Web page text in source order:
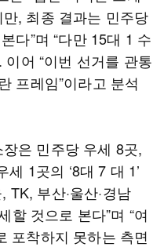
, 최종 결과는 민주당
다”며 “다만 15대 1 수
어 “이번 선거를 관통
프레임”이라고 분석
은 민주당 우세 8곳,
1곳의 ‘8대 7 대 1’
TK, 부산·울산·경남
할 것으로 본다”며 “여
포착하지 못하는 측면